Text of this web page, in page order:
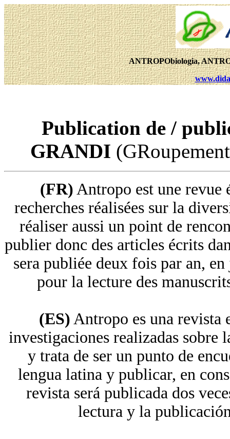
ANTROPObiologia,
Publication de /
GRANDI
(FR) Antropo est une revue
recherches réalisées sur la
réaliser aussi un point de
publier donc des articles écrits
sera publiée deux fois par an,
pour la lecture des
(ES) Antropo es una revista
investigaciones realizadas sobre
y trata de ser un punto de
lengua latina y publicar, en
revista será publicada dos
lectura y la